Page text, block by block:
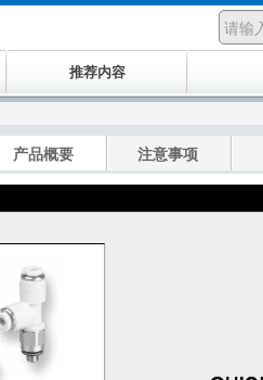
推荐内容
产品概要 注意事项